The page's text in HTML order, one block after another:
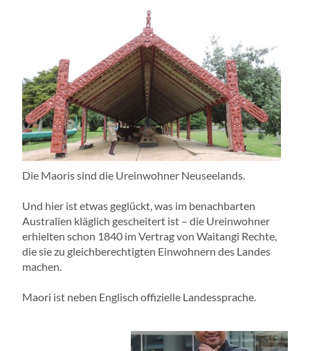
Die Maoris sind die Ureinwohner Neuseelands.
Und hier ist etwas geglückt, was im benachbarten
Australien kläglich gescheitert ist – die Ureinwohner
erhielten schon 1840 im Vertrag von Waitangi Rechte,
die sie zu gleichberechtigten Einwohnern des Landes
machen.
Maori ist neben Englisch offizielle Landessprache.